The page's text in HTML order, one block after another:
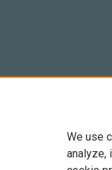
We use
analyze,